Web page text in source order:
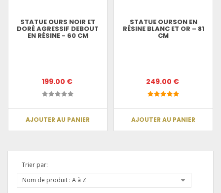
STATUE OURS NOIR ET
DORÉ AGRESSIF DEBOUT
EN RÉSINE - 60 CM
199.00 €
AJOUTER AU PANIER
STATUE OURSON EN
RÉSINE BLANC ET OR – 81
CM
249.00 €
AJOUTER AU PANIER
Trier par:
Nom de produit : A à Z